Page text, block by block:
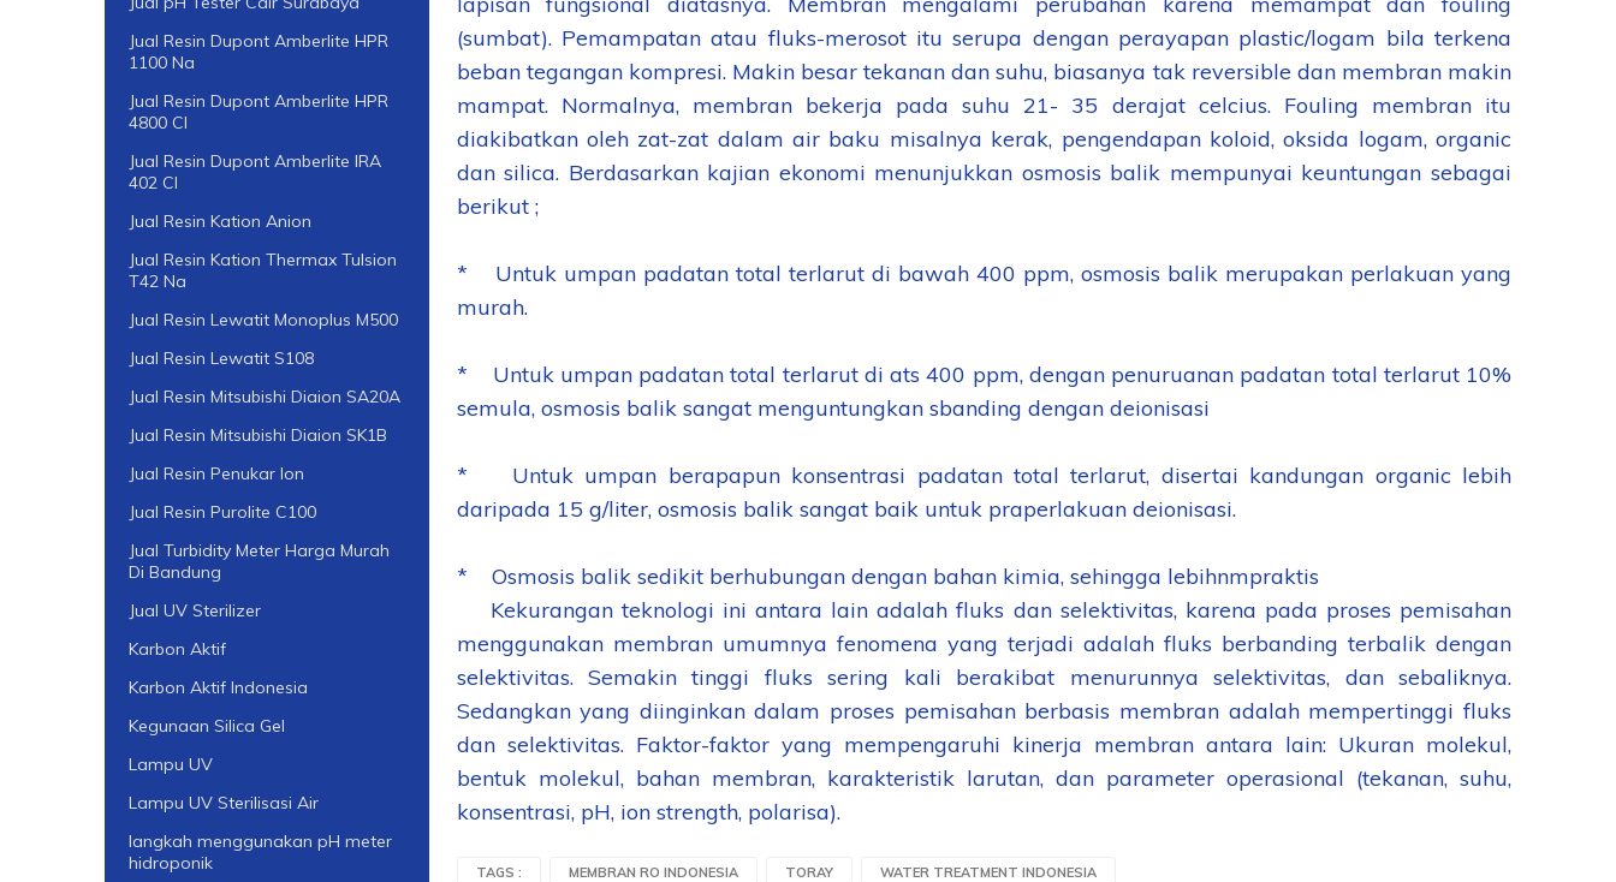
(sumbat). Pemampatan atau fluks-merosot itu serupa dengan perayapan plastic/logam bila terkena
beban tegangan kompresi. Makin besar tekanan dan suhu, biasanya tak reversible dan membran makin
mampat. Normalnya, membran bekerja pada suhu 21- 35 derajat celcius. Fouling membran itu
diakibatkan oleh zat-zat dalam air baku misalnya kerak, pengendapan koloid, oksida logam, organic
dan silica. Berdasarkan kajian ekonomi menunjukkan osmosis balik mempunyai keuntungan sebagai
berikut ;
* Untuk umpan padatan total terlarut di bawah 400 ppm, osmosis balik merupakan perlakuan yang
murah.
* Untuk umpan padatan total terlarut di ats 400 ppm, dengan penuruanan padatan total terlarut 10%
semula, osmosis balik sangat menguntungkan sbanding dengan deionisasi
* Untuk umpan berapapun konsentrasi padatan total terlarut, disertai kandungan organic lebih
daripada 15 g/liter, osmosis balik sangat baik untuk praperlakuan deionisasi.
* Osmosis balik sedikit berhubungan dengan bahan kimia, sehingga lebihnmpraktis
Kekurangan teknologi ini antara lain adalah fluks dan selektivitas, karena pada proses pemisahan
menggunakan membran umumnya fenomena yang terjadi adalah fluks berbanding terbalik dengan
selektivitas. Semakin tinggi fluks sering kali berakibat menurunnya selektivitas, dan sebaliknya.
Sedangkan yang diinginkan dalam proses pemisahan berbasis membran adalah mempertinggi fluks
dan selektivitas. Faktor-faktor yang mempengaruhi kinerja membran antara lain: Ukuran molekul,
bentuk molekul, bahan membran, karakteristik larutan, dan parameter operasional (tekanan, suhu,
konsentrasi, pH, ion strength, polarisa).
TAGS : MEMBRAN RO INDONESIA TORAY WATER TREATMENT INDONESIA
Jual Resin Dupont Amberlite HPR
1100 Na
Jual Resin Dupont Amberlite HPR
4800 Cl
Jual Resin Dupont Amberlite IRA
402 Cl
Jual Resin Kation Anion
Jual Resin Kation Thermax Tulsion
T42 Na
Jual Resin Lewatit Monoplus M500
Jual Resin Lewatit S108
Jual Resin Mitsubishi Diaion SA20A
Jual Resin Mitsubishi Diaion SK1B
Jual Resin Penukar Ion
Jual Resin Purolite C100
Jual Turbidity Meter Harga Murah
Di Bandung
Jual UV Sterilizer
Karbon Aktif
Karbon Aktif Indonesia
Kegunaan Silica Gel
Lampu UV
Lampu UV Sterilisasi Air
langkah menggunakan pH meter
hidroponik